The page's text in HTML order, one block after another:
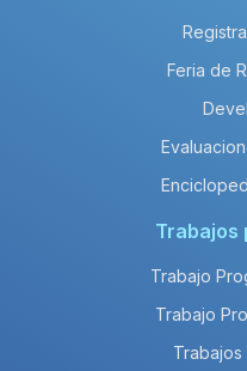
Feria de
Trabajos
Trabajo
Trabajo
Trabajos